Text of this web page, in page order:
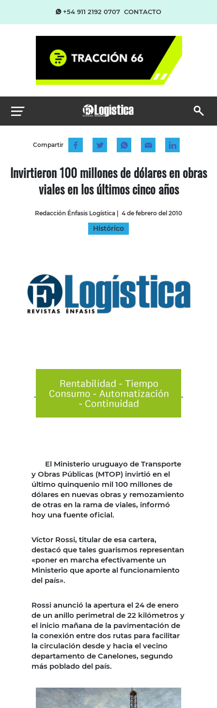
+54 911 2192 0707 CONTACTO
Compartir
Invirtieron 100 millones de dólares en obras
viales en los últimos cinco años
Redacción Énfasis Logística | 4 de febrero del 2010
Histórico
El Ministerio uruguayo de Transporte
y Obras Públicas (MTOP) invirtió en el
último quinquenio mil 100 millones de
dólares en nuevas obras y remozamiento
de otras en la rama de viales, informó
hoy una fuente oficial.
Víctor Rossi, titular de esa cartera,
destacó que tales guarismos representan
«poner en marcha efectivamente un
Ministerio que aporte al funcionamiento
del país».
Rossi anunció la apertura el 24 de enero
de un anillo perimetral de 22 kilómetros y
el inicio mañana de la pavimentación de
la conexión entre dos rutas para facilitar
la circulación desde y hacia el vecino
departamento de Canelones, segundo
más poblado del país.